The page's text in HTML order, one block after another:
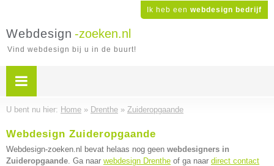
Ik heb een webdesign bedrijf
Webdesign -zoeken.nl
Vind webdesign bij u in de buurt!
U bent nu hier: Home » Drenthe » Zuideropgaande
Webdesign Zuideropgaande
Webdesign-zoeken.nl bevat helaas nog geen webdesigners in
Zuideropgaande. Ga naar webdesign Drenthe of ga naar direct contact